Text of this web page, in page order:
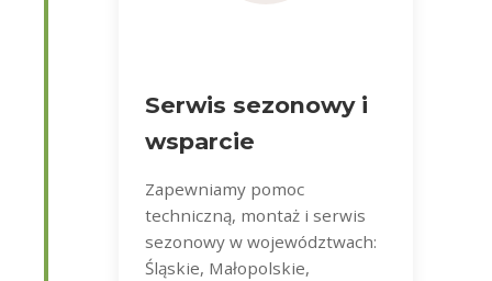
Serwis sezonowy i
wsparcie
Zapewniamy pomoc
techniczną, montaż i serwis
sezonowy w województwach:
Śląskie, Małopolskie,